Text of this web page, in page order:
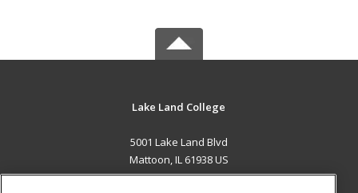
Lake Land College
5001 Lake Land Blvd
Mattoon, IL 61938 US